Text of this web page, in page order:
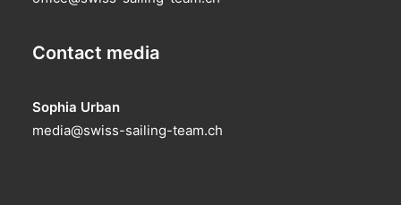
Contact media
Sophia Urban
media@swiss-sailing-team.ch